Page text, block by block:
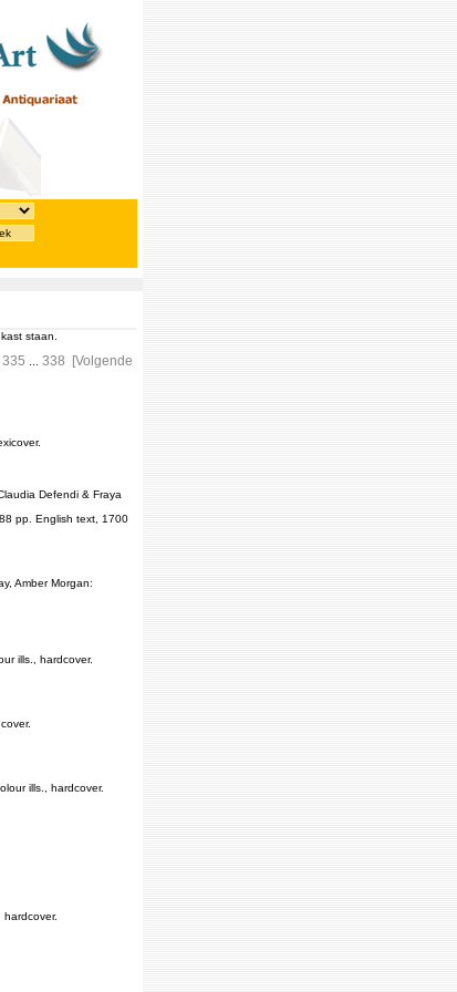
staan.
335 338
[Volgende
Defendi & Fraya
pp. English text, 1700
Amber Morgan:
ills., hardcover.
ills., hardcover.